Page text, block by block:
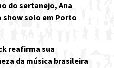
do sertanejo, Ana
show solo em Porto
reafirma sua
da música brasileira